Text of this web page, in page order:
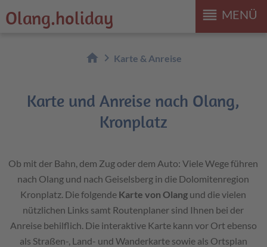
reorder MENÜ
Olang.holiday
home chevron_right Karte & Anreise
Karte und Anreise nach Olang,
Kronplatz
Ob mit der Bahn, dem Zug oder dem Auto: Viele Wege führen
nach Olang und nach Geiselsberg in die Dolomitenregion
Kronplatz. Die folgende Karte von Olang und die vielen
nützlichen Links samt Routenplaner sind Ihnen bei der
Anreise behilflich. Die interaktive Karte kann vor Ort ebenso
als Straßen-, Land- und Wanderkarte sowie als Ortsplan